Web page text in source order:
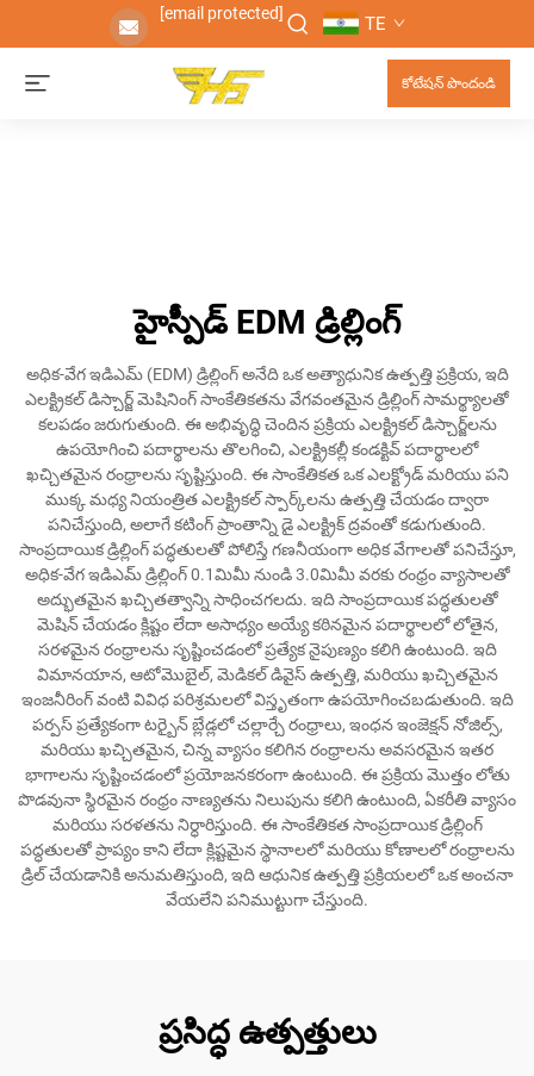
[email protected] TE
కోటేషన్ పొందండి
హైస్పీడ్ EDM డ్రిల్లింగ్
అధిక-వేగ ఇడిఎమ్ (EDM) డ్రిల్లింగ్ అనేది ఒక అత్యాధునిక ఉత్పత్తి ప్రక్రియ, ఇది
ఎలక్ట్రికల్ డిస్చార్జ్ మెషినింగ్ సాంకేతికతను వేగవంతమైన డ్రిల్లింగ్ సామర్థ్యాలతో
కలపడం జరుగుతుంది. ఈ అభివృద్ధి చెందిన ప్రక్రియ ఎలక్ట్రికల్ డిస్చార్జ్‌లను
ఉపయోగించి పదార్థాలను తొలగించి, ఎలక్ట్రికల్లీ కండక్టివ్ పదార్థాలలో
ఖచ్చితమైన రంధ్రాలను సృష్టిస్తుంది. ఈ సాంకేతికత ఒక ఎలక్ట్రోడ్ మరియు పని
ముక్క మధ్య నియంత్రిత ఎలక్ట్రికల్ స్పార్క్‌లను ఉత్పత్తి చేయడం ద్వారా
పనిచేస్తుంది, అలాగే కటింగ్ ప్రాంతాన్ని డై ఎలక్ట్రిక్ ద్రవంతో కడుగుతుంది.
సాంప్రదాయిక డ్రిల్లింగ్ పద్ధతులతో పోలిస్తే గణనీయంగా అధిక వేగాలతో పనిచేస్తూ,
అధిక-వేగ ఇడిఎమ్ డ్రిల్లింగ్ 0.1మిమీ నుండి 3.0మిమీ వరకు రంధ్రం వ్యాసాలతో
అద్భుతమైన ఖచ్చితత్వాన్ని సాధించగలదు. ఇది సాంప్రదాయిక పద్ధతులతో
మెషిన్ చేయడం క్లిష్టం లేదా అసాధ్యం అయ్యే కఠినమైన పదార్థాలలో లోతైన,
సరళమైన రంధ్రాలను సృష్టించడంలో ప్రత్యేక నైపుణ్యం కలిగి ఉంటుంది. ఇది
విమానయాన, ఆటోమొబైల్, మెడికల్ డివైస్ ఉత్పత్తి, మరియు ఖచ్చితమైన
ఇంజనీరింగ్ వంటి వివిధ పరిశ్రమలలో విస్తృతంగా ఉపయోగించబడుతుంది. ఇది
పర్పస్ ప్రత్యేకంగా టర్బైన్ బ్లేడ్లలో చల్లార్చే రంధ్రాలు, ఇంధన ఇంజెక్షన్ నోజిల్స్,
మరియు ఖచ్చితమైన, చిన్న వ్యాసం కలిగిన రంధ్రాలను అవసరమైన ఇతర
భాగాలను సృష్టించడంలో ప్రయోజనకరంగా ఉంటుంది. ఈ ప్రక్రియ మొత్తం లోతు
పొడవునా స్థిరమైన రంధ్రం నాణ్యతను నిలుపును కలిగి ఉంటుంది, ఏకరీతి వ్యాసం
మరియు సరళతను నిర్ధారిస్తుంది. ఈ సాంకేతికత సాంప్రదాయిక డ్రిల్లింగ్
పద్ధతులతో ప్రాప్యం కాని లేదా క్లిష్టమైన స్థానాలలో మరియు కోణాలలో రంధ్రాలను
డ్రిల్ చేయడానికి అనుమతిస్తుంది, ఇది ఆధునిక ఉత్పత్తి ప్రక్రియలలో ఒక అంచనా
వేయలేని పనిముట్టుగా చేస్తుంది.
ప్రసిద్ధ ఉత్పత్తులు